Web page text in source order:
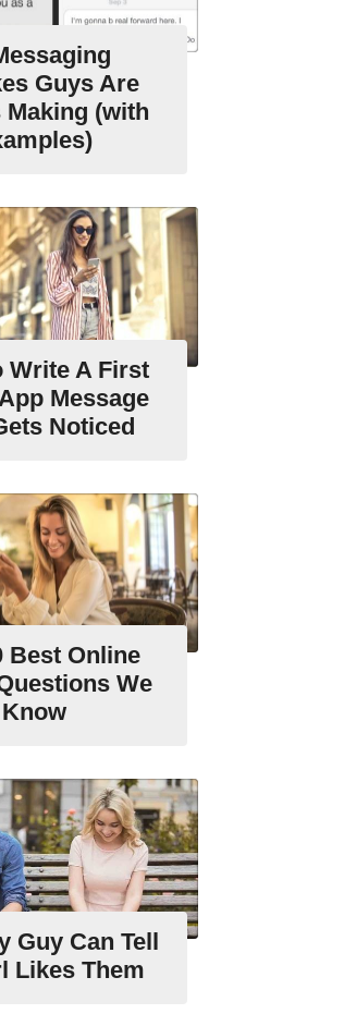
Guys Are
(with
Write A First
Message
Noticed
Best Online
We
Know
Guy Can Tell
Likes Them